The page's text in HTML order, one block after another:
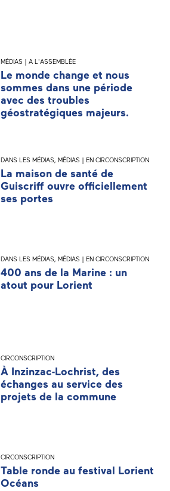
MÉDIAS | A L'ASSEMBLÉE
Le monde change et nous
sommes dans une période
avec des troubles
géostratégiques majeurs.
DANS LES MÉDIAS, MÉDIAS | EN CIRCONSCRIPTION
La maison de santé de
Guiscriff ouvre officiellement
ses portes
DANS LES MÉDIAS, MÉDIAS | EN CIRCONSCRIPTION
400 ans de la Marine : un
atout pour Lorient
CIRCONSCRIPTION
À Inzinzac-Lochrist, des
échanges au service des
projets de la commune
CIRCONSCRIPTION
Table ronde au festival Lorient
Océans